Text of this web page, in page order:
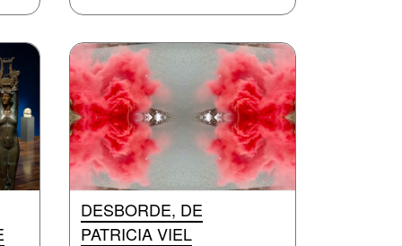
DESBORDE, DE
PATRICIA VIEL